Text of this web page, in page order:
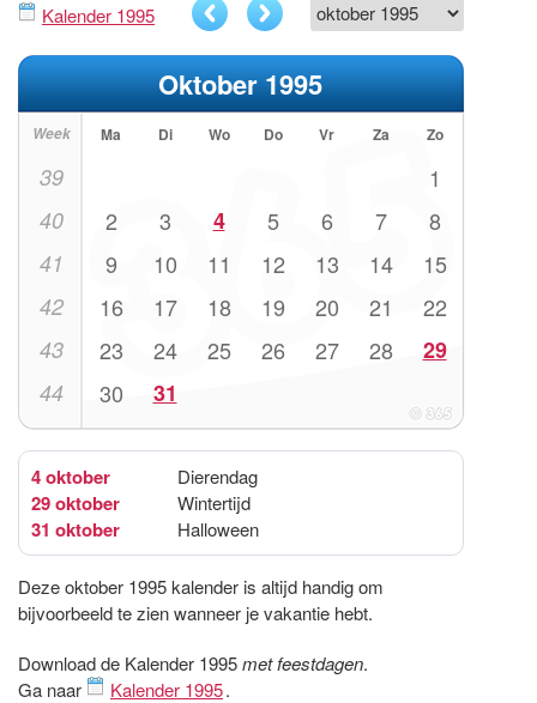
Kalender 1995
Oktober 1995
Week Ma Di Wo Do Vr Za Zo
39 1
40 2 3 4 5 6 7 8
41 9 10 11 12 13 14 15
42 16 17 18 19 20 21 22
43 23 24 25 26 27 28 29
44 30 31
4 oktober Dierendag
29 oktober Wintertijd
31 oktober Halloween
Deze oktober 1995 kalender is altijd handig om
bijvoorbeeld te zien wanneer je vakantie hebt.
Download de Kalender 1995met feestdagen.
Ga naar
Kalender 1995.